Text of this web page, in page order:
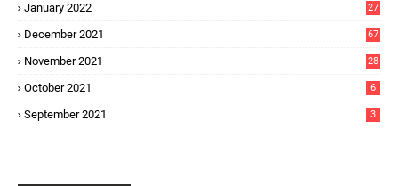
January 2022 27
December 2021 67
November 2021 28
October 2021 6
September 2021 3